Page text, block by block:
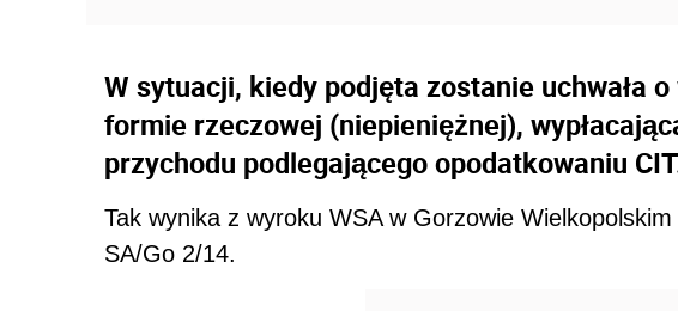
W sytuacji, kiedy podjęta zostanie uchwała
formie rzeczowej (niepieniężnej),
przychodu podlegającego opodatkowaniu
Tak wynika z wyroku WSA w Gorzowie
SA/Go 2/14.